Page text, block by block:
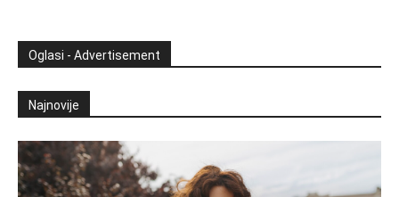
Oglasi - Advertisement
Najnovije